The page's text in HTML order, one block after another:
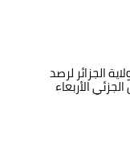
الجزائر لرصد
الأربعاء